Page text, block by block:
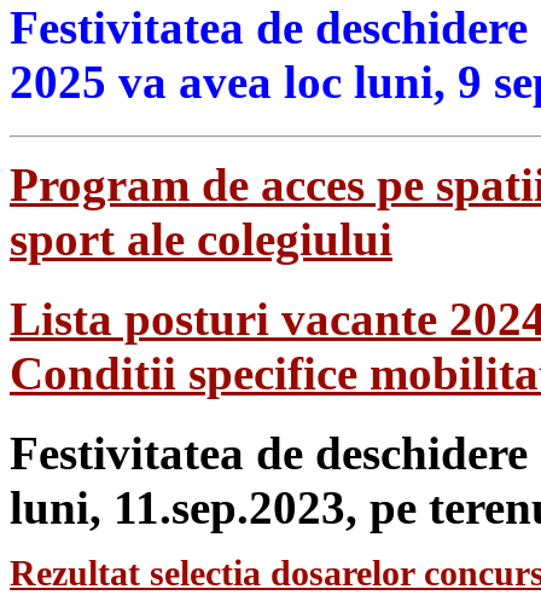
Festivitatea de
2025 va avea loc luni, 9
Program de acces pe
sport ale colegiului
Lista posturi vacante
Conditii specifice
Festivitatea de
luni, 11.sep.2023, pe
Rezultat selectia dosarelor